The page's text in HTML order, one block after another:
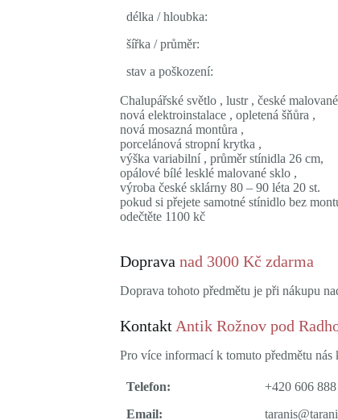
délka / hloubka:
šířka / průměr:
stav a poškození:
Chalupářské světlo , lustr , české
nová elektroinstalace , opletená šňůra ,
nová mosazná montůra ,
porcelánová stropní krytka ,
výška variabilní , průměr stínidla 26 cm,
opálové bílé lesklé malované sklo ,
výroba české sklárny 80 – 90 léta 20 st.
pokud si přejete samotné stínidlo bez
odečtěte 1100 kč
Doprava nad 3000 Kč zdarma
Doprava tohoto předmětu je při nákupu
Kontakt Antik Rožnov pod
Pro více informací k tomuto předmětu nás
Telefon:
+420 606
Email: